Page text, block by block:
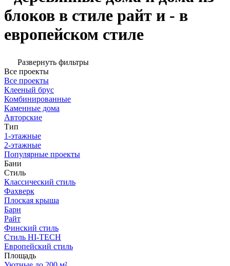
блоков в стиле райт и - в
европейском стиле
Развернуть фильтры
Все проекты
Все проекты
Клееный брус
Комбинированные
Каменные дома
Авторские
Тип
1-этажные
2-этажные
Популярные проекты
Бани
Стиль
Классический стиль
Фахверк
Плоская крыша
Барн
Райт
Финский стиль
Стиль HI-TECH
Европейский стиль
Площадь